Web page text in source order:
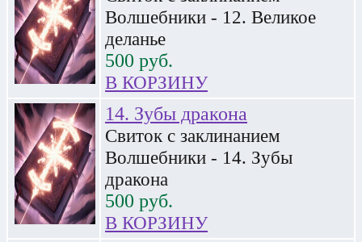
Волшебники - 12. Великое
деланье
500 руб.
В КОРЗИНУ
14. Зубы дракона
Свиток с заклинанием
Волшебники - 14. Зубы
дракона
500 руб.
В КОРЗИНУ